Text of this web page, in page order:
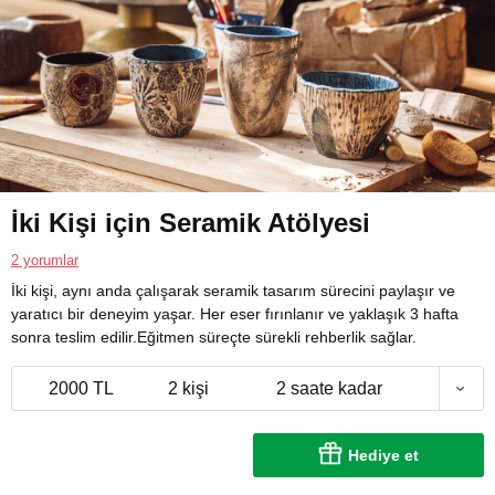
İki Kişi için Seramik Atölyesi
2 yorumlar
İki kişi, aynı anda çalışarak seramik tasarım sürecini paylaşır ve
yaratıcı bir deneyim yaşar. Her eser fırınlanır ve yaklaşık 3 hafta
sonra teslim edilir.Eğitmen süreçte sürekli rehberlik sağlar.
2000 TL 2 kişi 2 saate kadar
Hediye et